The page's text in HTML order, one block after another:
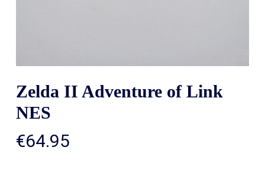
Zelda II Adventure of Link
NES
€64.95